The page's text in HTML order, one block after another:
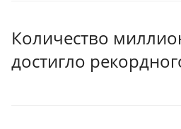
Количество
достигло